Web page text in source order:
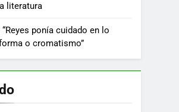
literatura
ponía cuidado en lo
o cromatismo”